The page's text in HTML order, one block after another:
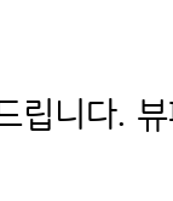
립니다.